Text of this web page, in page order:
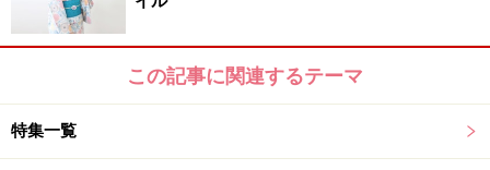
この記事に関連するテーマ
特集一覧